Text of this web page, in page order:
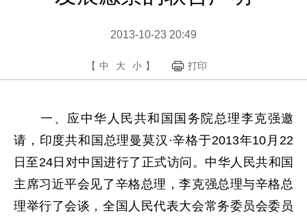
2013-10-23 20:49
【 中 大 小 】 打印
一、应中华人民共和国国务院总理李克强邀
请，印度共和国总理曼莫汉·辛格于2013年10月22
日至24日对中国进行了正式访问。中华人民共和国
主席习近平会见了辛格总理，李克强总理与辛格总
理举行了会谈，全国人民代表大会常务委员会委员